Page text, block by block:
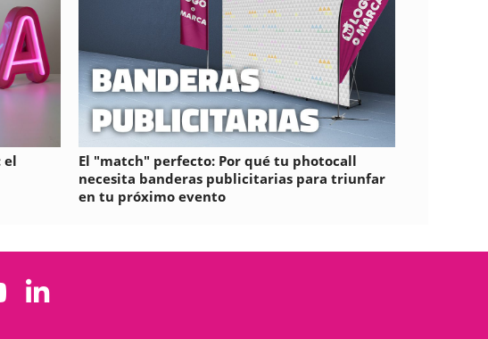
el
El "match" perfecto: Por qué tu photocall
necesita banderas publicitarias para triunfar
en tu próximo evento